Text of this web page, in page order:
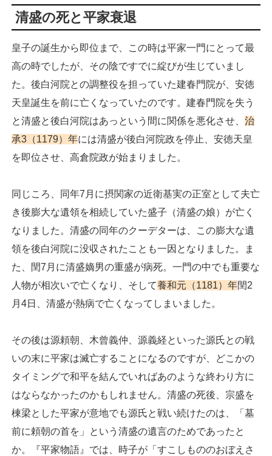
清盛の死と平家衰退
皇子の誕生から即位まで、この時は平家一門にとって最
高の時でしたが、その陰ですでに綻びが生じていまし
た。後白河院との調整役を担っていた建春門院が、安徳
天皇誕生を前に亡くなっていたのです。建春門院を失う
と清盛と後白河院はあっという間に関係を悪化させ、 治
承3（1179）年には清盛が後白河院政を停止、安徳天皇
を即位させ、高倉院政が始まりました。
同じころ、同年7月に摂関家の近衛基実の正室として夫亡
き後膨大な遺領を相続していた盛子（清盛の娘）が亡く
なりました。清盛の同年のクーデターは、この膨大な遺
領を後白河院に没収されたことも一因となりました。ま
た、閏7月に清盛嫡男の重盛が病死。一門の中でも重要な
人物が相次いで亡くなり、そして養和元（1181）年閏2
月4日、清盛が熱病で亡くなってしまいました。
その後は源頼朝、木曾義仲、源義経といった源氏との戦
いの末に平家は滅亡することになるのですが、どこかの
タイミングで和平を結んでいればあのような終わり方に
はならなかったのかもしれません。清盛の死後、宗盛を
棟梁とした平家が意地でも源氏と戦い続けたのは、「墓
前に頼朝の首を」という清盛の遺言のためであったと
か。『平家物語』では、時子が「すこしもののおぼえさ